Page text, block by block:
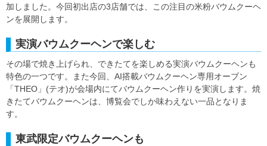
加しました。今回初出店の3店舗では、この注目の米粉バウムクーヘ
ンを展開します。
実演バウムクーヘンで楽しむ
その場で焼き上げられ、できたてを楽しめる実演バウムクーヘンも
特色の一つです。また今回、AI搭載バウムクーヘン専用オーブン
「THEO」(テオ)が会場内にてバウムクーヘン作りを実演します。焼
きたてバウムクーヘンは、博覧会でしか味わえない一品となりま
す。
東武限定バウムクーヘンも